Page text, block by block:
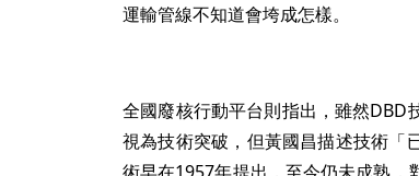
運輸管線不知道會垮成怎樣。
全國廢核行動平台則指出，雖然DBD
視為技術突破，但黃國昌描述技術「